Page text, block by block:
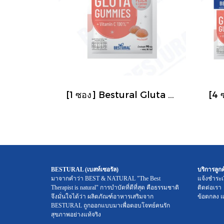
BESTURAL (เบสท์เซอรัล)
มาจากคำว่า BEST & NATURAL "The Best
Therapist is natural" การบำบัดที่ดีที่สุด คือธรรมชาติ
จึงมั่นใจได้ว่า ผลิตภัณฑ์อาหารเสริมจาก
BESTURAL ถูกออกแบบมาเพื่อตอบโจทย์คนรัก
สุขภาพอย่างแท้จริง
บริการลูก
แจ้งชำระ
ติดต่อเรา
ข้อตกลง